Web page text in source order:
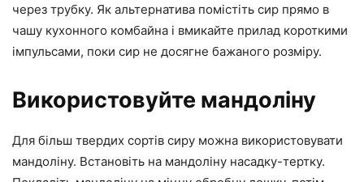
через трубку. Як альтернатива помістіть сир прямо в
чашу кухонного комбайна і вмикайте прилад короткими
імпульсами, поки сир не досягне бажаного розміру.
Використовуйте мандоліну
Для більш твердих сортів сиру можна використовувати
мандоліну. Встановіть на мандоліну насадку-тертку.